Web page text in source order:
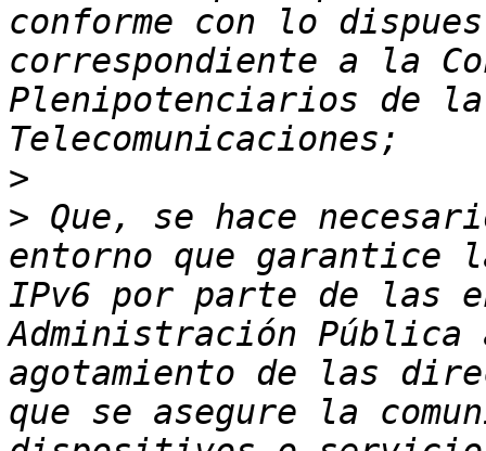
conforme con lo
correspondiente a la
Plenipotenciarios de
>
> Que, se hace
entorno que garantice
IPv6 por parte de las
Administración
agotamiento de las
que se asegure la